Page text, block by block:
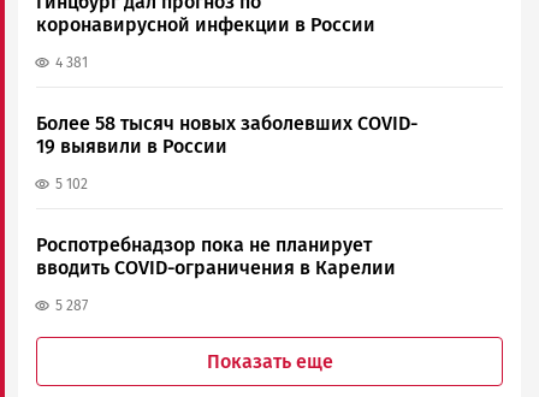
коронавирусной инфекции в России
4 381
Более 58 тысяч новых заболевших COVID-
19 выявили в России
5 102
Роспотребнадзор пока не планирует
вводить COVID-ограничения в Карелии
5 287
Показать еще